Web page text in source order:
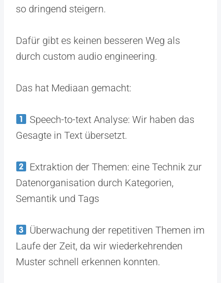
so dringend steigern.
Dafür gibt es keinen besseren Weg als
durch custom audio engineering.
Das hat Mediaan gemacht:
Speech-to-text Analyse: Wir haben das
Gesagte in Text übersetzt.
Extraktion der Themen: eine Technik zur
Datenorganisation durch Kategorien,
Semantik und Tags
Überwachung der repetitiven Themen im
Laufe der Zeit, da wir wiederkehrenden
Muster schnell erkennen konnten.